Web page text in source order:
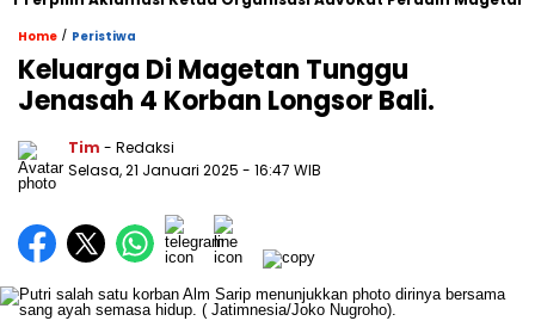
Home / Peristiwa
Keluarga Di Magetan Tunggu
Jenasah 4 Korban Longsor Bali.
Tim - Redaksi
Selasa, 21 Januari 2025 - 16:47 WIB